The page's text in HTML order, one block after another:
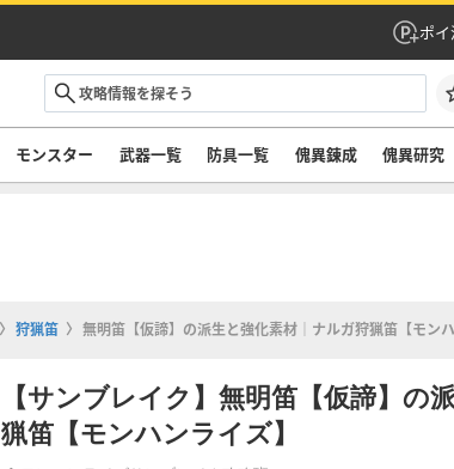
ポ
モンスター 武器一覧 防具一覧 傀異錬成 傀異研究
狩猟笛 無明笛【仮諦】の派生と強化素材｜ナルガ狩猟笛【モンハ
【サンブレイク】無明笛【仮諦】の
猟笛【モンハンライズ】